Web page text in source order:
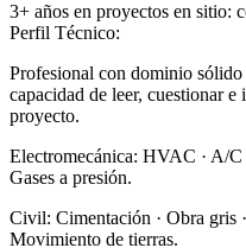
3+ años en proyectos en sitio:
Perfil Técnico:
Profesional con dominio
capacidad de leer, cuestionar
proyecto.
Electromecánica: HVAC · A/C
Gases a presión.
Civil: Cimentación · Obra gris
Movimiento de tierras.